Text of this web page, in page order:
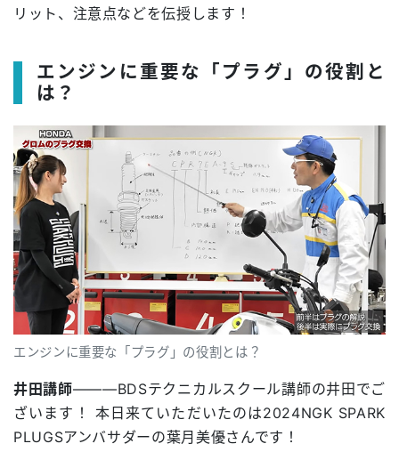
リット、注意点などを伝授します！
エンジンに重要な「プラグ」の役割と
は？
エンジンに重要な「プラグ」の役割とは？
井田講師―――BDSテクニカルスクール講師の井田でご
ざいます！ 本日来ていただいたのは2024NGK SPARK
PLUGSアンバサダーの葉月美優さんです！